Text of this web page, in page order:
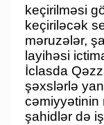
keçirilməsi
keçiriləcək
məruzələr,
layihəsi
İclasda
şəxslərlə
cəmiyyətinin
şahidlər də